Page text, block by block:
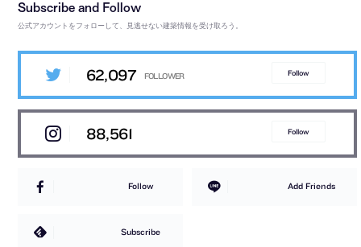
公式アカウントをフォローして、見逃せない建築情報を受け取ろう。
62,097 Follow
88,561 Follow
Follow Add Friends
Subscribe